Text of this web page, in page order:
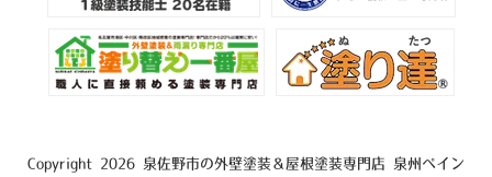
Copyright 2026 泉佐野市の外壁塗装＆屋根塗装専門店 泉州ペイン